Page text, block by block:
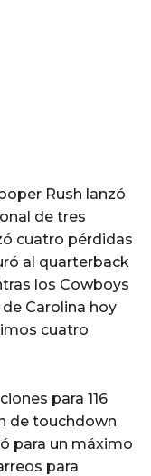
Rush lanzó
de tres
cuatro pérdidas
al quarterback
los Cowboys
Carolina hoy
cuatro
para 116
de touchdown
para un máximo
para